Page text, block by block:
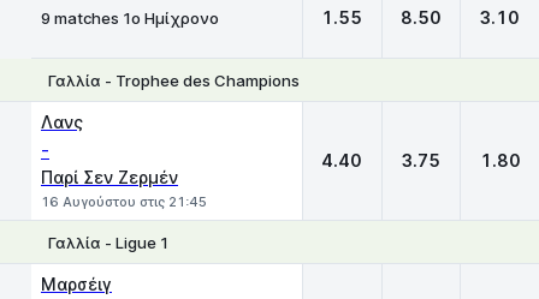
9 matches 1ο Ημίχρονο 1.55 8.50 3.10
Γαλλία - Trophee des Champions
Λανς
-
Παρί Σεν Ζερμέν
16 Αυγούστου στις 21:45
4.40 3.75 1.80
Γαλλία - Ligue 1
Μαρσέιγ